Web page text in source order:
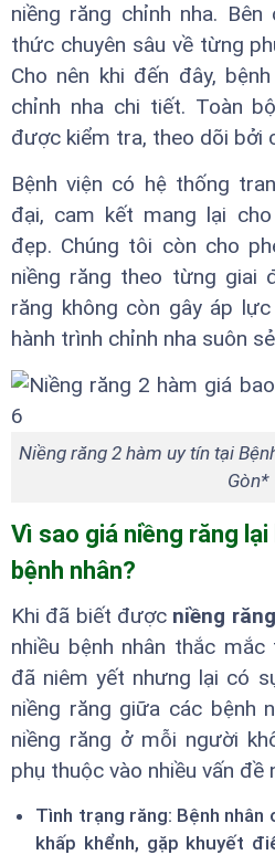
niềng răng chỉnh nha.
thức chuyên sâu về từng
Cho nên khi đến đây,
chỉnh nha chi tiết. Toàn
được kiểm tra, theo dõi bởi
Bệnh viện có hệ thống
đại, cam kết mang lại
đẹp. Chúng tôi còn cho
niềng răng theo từng giai
răng không còn gây áp
hành trình chỉnh nha suôn
Niềng răng 2 hàm uy tín tại
Gòn*
Vì sao giá niềng răng
bệnh nhân?
Khi đã biết được niềng
nhiều bệnh nhân thắc
đã niêm yết nhưng lại có
niềng răng giữa các bệnh
niềng răng ở mỗi người
phụ thuộc vào nhiều vấn đề
Tình trạng răng: Bệnh
khấp khểnh, gặp khuyết